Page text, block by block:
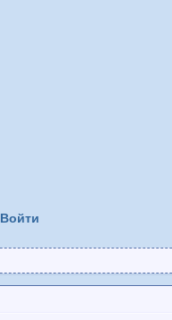
Войти